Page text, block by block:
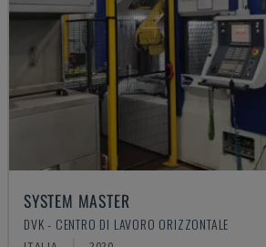
SYSTEM MASTER
DVK - CENTRO DI LAVORO ORIZZONTALE